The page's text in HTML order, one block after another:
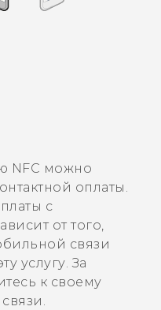
NFC можно
оплаты.
с
от того,
связи
услугу. За
к своему